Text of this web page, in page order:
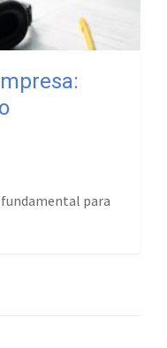
para